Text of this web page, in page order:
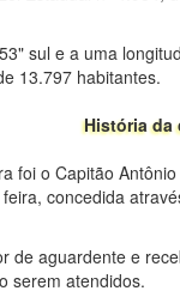
sul e a uma
13.797 habitantes.
História da
foi o Capitão
concedida
de aguardente e
serem atendidos.